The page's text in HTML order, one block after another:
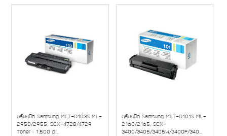
ตลับหมึก Samsung MLT-D103S ML-
2950/2955, SCX-4728/4729
Toner : 1,500 p...
ตลับหมึก Samsung MLT-D101S ML-
2160/2165, SCX-
3400/3405/3405W/3400F/340...